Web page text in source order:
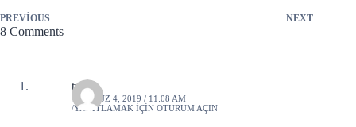
PREVIOUS NEXT
8 Comments
trn
TEMMUZ 4, 2019 / 11:08 AM
YANITLAMAK IÇIN OTURUM AÇIN